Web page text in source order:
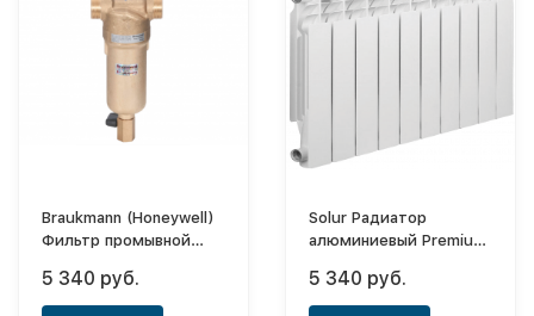
Braukmann (Honeywell)
Фильтр промывной
5 340 руб.
Solur Радиатор
алюминиевый Premium
секционный)
5 340 руб.